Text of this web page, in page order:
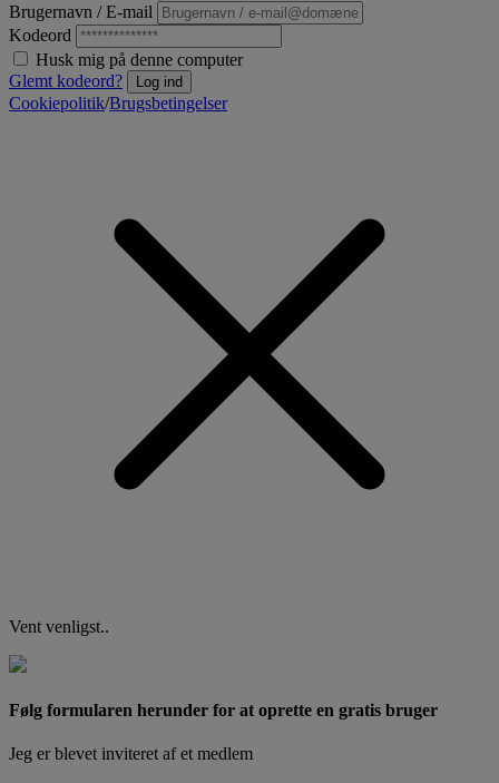
Brugernavn / E-mail
Kodeord
Husk mig på denne computer
Glemt kodeord?
Log ind
Cookiepolitik/Brugsbetingelser
Vent venligst..
Følg formularen herunder for at oprette en gratis bruger
Jeg er blevet inviteret af et medlem